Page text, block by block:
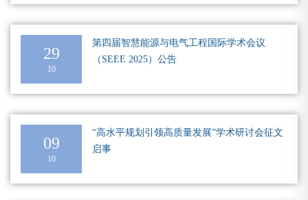
29
10
第四届智慧能源与电气工程国际学术会议
（SEEE 2025）公告
09
10
“高水平规划引领高质量发展”学术研讨会征文
启事